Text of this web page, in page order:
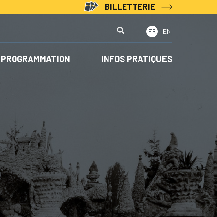
BILLETTERIE
Rechercher
FR EN
PROGRAMMATION INFOS PRATIQUES